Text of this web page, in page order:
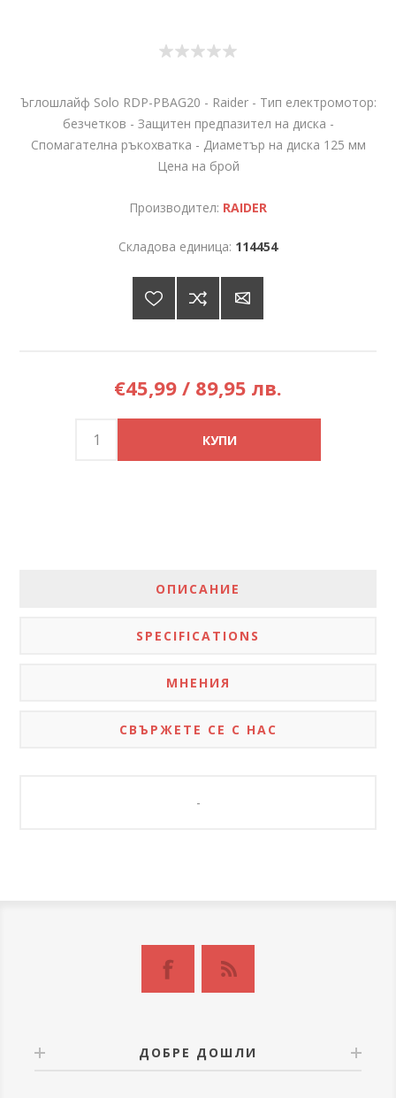
Ъглошлайф Solo RDP-PBAG20 - Raider - Тип електромотор:
безчетков - Защитен предпазител на диска -
Спомагателна ръкохватка - Диаметър на диска 125 мм
Цена на брой
Производител: RAIDER
Складова единица: 114454
€45,99 / 89,95 лв.
ОПИСАНИЕ
SPECIFICATIONS
МНЕНИЯ
СВЪРЖЕТЕ СЕ С НАС
-
ДОБРЕ ДОШЛИ